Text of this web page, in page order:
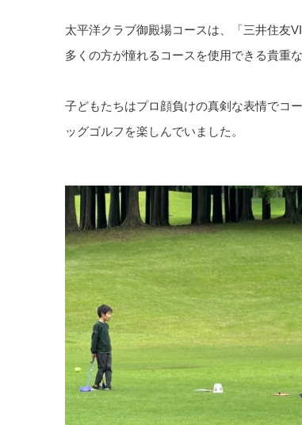
太平洋クラブ御殿場コースは、「三井住友
多くの方が憧れるコースを使用できる貴重
子どもたちはプロ顔負けの真剣な表情でコ
ッグゴルフを楽しんでいました。